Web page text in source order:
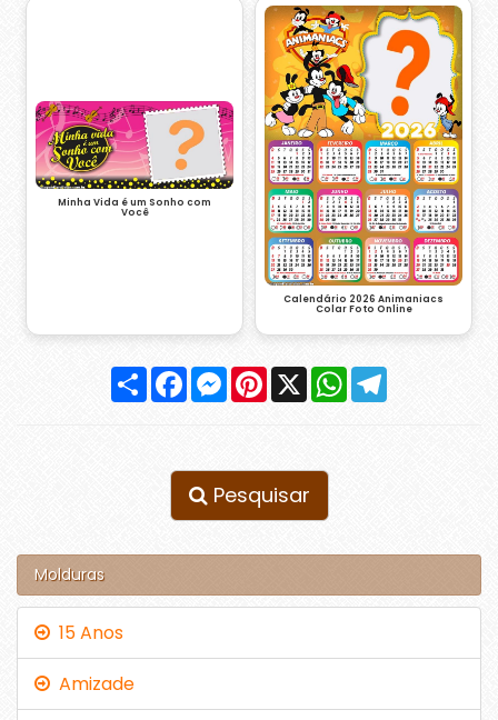
Minha Vida é um Sonho com
Você
Calendário 2026 Animaniacs
Colar Foto Online
Compartilhar
FacebookMessenger
Pinterest
X WhatsApp
Pesquisar
Molduras
15 Anos
Amizade